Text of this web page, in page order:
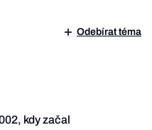
Odebírat téma
kdy začal